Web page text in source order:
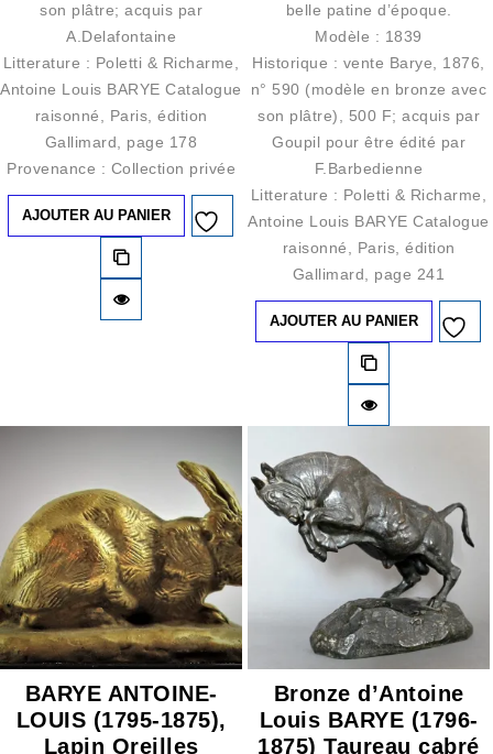
son plâtre; acquis par
A.Delafontaine
Litterature : Poletti & Richarme,
Antoine Louis BARYE Catalogue
raisonné, Paris, édition
Gallimard, page 178
Provenance : Collection privée
AJOUTER AU PANIER
belle patine d’époque.
Modèle : 1839
Historique : vente Barye, 1876,
n° 590 (modèle en bronze avec
son plâtre), 500 F; acquis par
Goupil pour être édité par
F.Barbedienne
Litterature : Poletti & Richarme,
Antoine Louis BARYE Catalogue
raisonné, Paris, édition
Gallimard, page 241
AJOUTER AU PANIER
BARYE ANTOINE-
LOUIS (1795-1875),
Lapin Oreilles
Bronze d’Antoine
Louis BARYE (1796-
1875) Taureau cabré